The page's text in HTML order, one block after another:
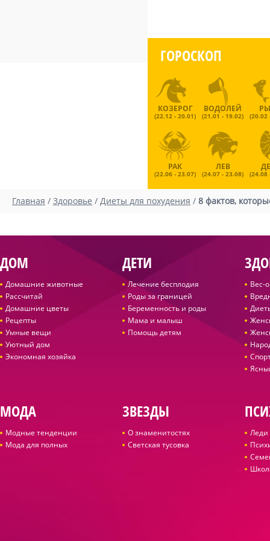
ГОРОСКОП
КОЗЕРОГ
(22.12 - 20.01)
ВОДОЛЕЙ
(21.01 - 19.02) (20.02
РАК
(22.06 - 23.07)
ЛЕВ
(24.07 - 23.08) (24.08
Главная / Здоровье / Диеты для похудения / 8 фактов,
ДОМ
Домашние животные
Рассчитай
Домашние цветы
Рецепты
Умные вещи
Уютный дом
Экономная хозяйка
ДЕТИ
Лечение бесплодия
Роды за границей
Беременность и роды
Мама и малыш
Помощь детям
Вес-
МОДА
Модные тенденции
Мода для полных
ЗВЕЗДЫ
О знаменитостях
Светская тусовка
Леди